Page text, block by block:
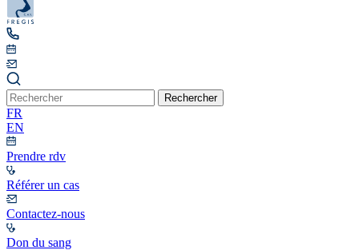
Rechercher
FR
EN
Prendre rdv
Référer un cas
Contactez-nous
Don du sang